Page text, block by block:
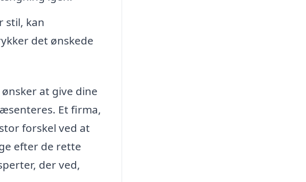
stil, kan
det ønskede
at give dine
Et firma,
forskel ved at
efter de rette
der ved,